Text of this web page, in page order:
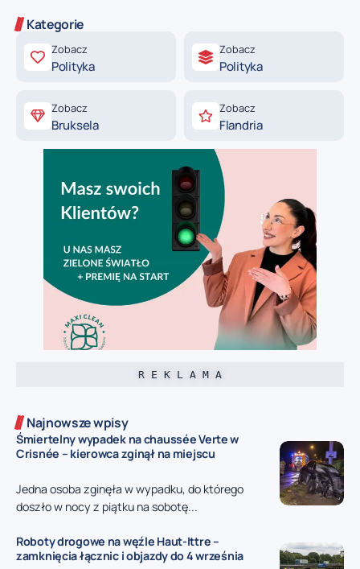
Kategorie
Zobacz
Polityka
Zobacz
Polityka
Zobacz
Bruksela
Zobacz
Flandria
R E K L A M A
Najnowsze wpisy
Śmiertelny wypadek na chaussée Verte w
Crisnée – kierowca zginął na miejscu
Jedna osoba zginęła w wypadku, do którego
doszło w nocy z piątku na sobotę...
Roboty drogowe na węźle Haut-Ittre –
zamknięcia łącznic i objazdy do 4 września